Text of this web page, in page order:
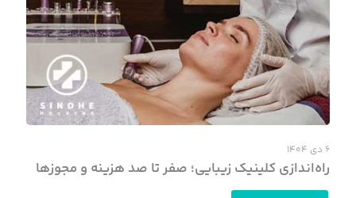
۶ دی ۱۴۰۴
راه‌اندازی کلینیک زیبایی؛ صفر تا صد هزینه و مجوزها